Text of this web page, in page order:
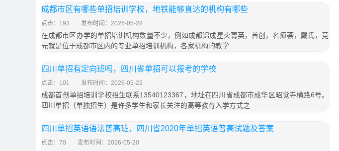
成都市区有哪些单招培训学校，地铁能够直达的机构有哪些
点击：193 发布时间：2026-05-28
在成都市区办学的单招培训机构数量不少，例如成都锦成星火菁英，首创，名师荟，戴氏，竞
元就是位于成都市区内的专业单招培训机构，各家机构的教学
四川单招有定向班吗，四川省单招可以报考的学校
点击：101 发布时间：2026-05-22
成都首创单招培训学校招生联系13540123367，地址在四川省成都市成华区昭觉寺横路6号。
四川单招（单独招生）是许多学生和家长关注的高等教育入学方式之
四川单招英语语法普高班，四川省2020年单招英语普高试题及答案
点击：70 发布时间：2026-05-20